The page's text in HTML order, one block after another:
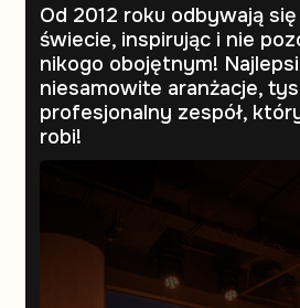
Od 2012 roku odbywają się
świecie, inspirując i nie
nikogo obojętnym!
niesamowite aranżacje,
profesjonalny zespół,
robi!